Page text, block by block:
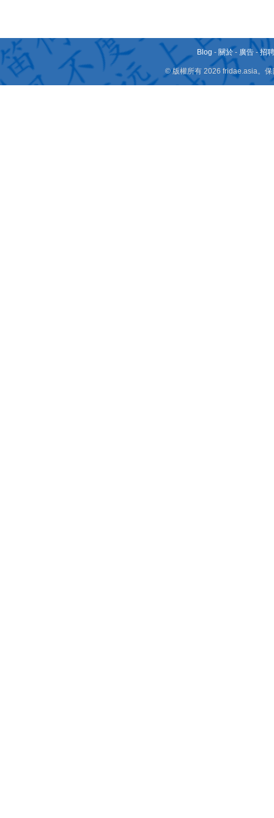
Blog - 關於 - 廣告 -招
© 版權所有 2026 fridae.asia。